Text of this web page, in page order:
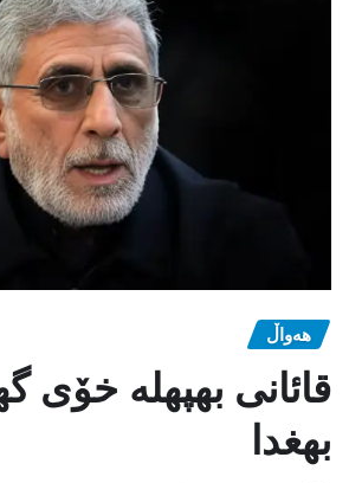
هەواڵ
قائانى بهپهله خۆى
بهغدا